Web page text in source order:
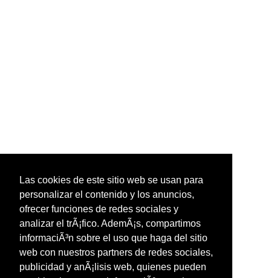
Las cookies de este sitio web se usan para
personalizar el contenido y los anuncios,
ofrecer funciones de redes sociales y
analizar el trÃ¡fico. AdemÃ¡s, compartimos
informaciÃ³n sobre el uso que haga del sitio
web con nuestros partners de redes sociales,
publicidad y anÃ¡lisis web, quienes pueden